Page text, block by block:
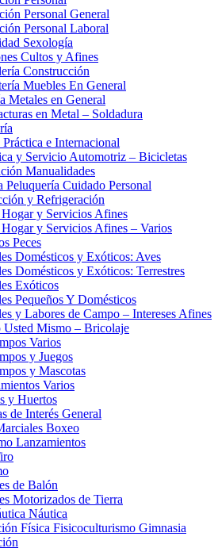
Personal General
Personal Laboral
Sexología
Cultos y Afines
Construcción
Muebles En General
Metales en General
en Metal – Soldadura
e Internacional
y Servicio Automotriz – Bicicletas
Manualidades
Peluquería Cuidado Personal
y Refrigeración
Hogar y Servicios Afines
Hogar y Servicios Afines – Varios
Peces
Domésticos y Exóticos: Aves
Domésticos y Exóticos: Terrestres
Exóticos
Pequeños Y Domésticos
y Labores de Campo – Intereses Afines
Usted Mismo – Bricolaje
Varios
y Juegos
y Mascotas
Varios
y Huertos
de Interés General
Boxeo
Lanzamientos
de Balón
Motorizados de Tierra
Náutica
Física Fisicoculturismo Gimnasia